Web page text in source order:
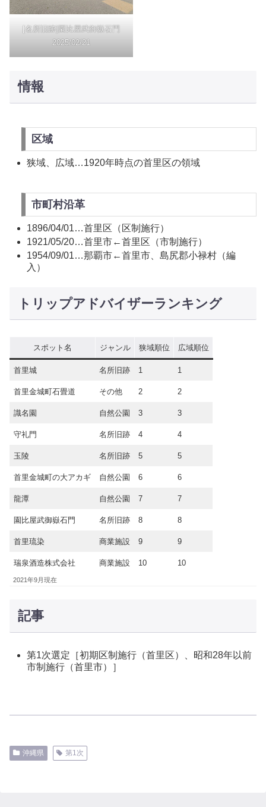
[名所旧跡]園比屋武御嶽石門
2025/02/21
情報
区域
狭域、広域…1920年時点の首里区の領域
市町村沿革
1896/04/01…首里区（区制施行）
1921/05/20…首里市←首里区（市制施行）
1954/09/01…那覇市←首里市、島尻郡小禄村（編
入）
トリップアドバイザーランキング
スポット名 ジャンル 狭域順位 広域順位
首里城 名所旧跡 1 1
首里金城町石畳道 その他 2 2
識名園 自然公園 3 3
守礼門 名所旧跡 4 4
玉陵 名所旧跡 5 5
首里金城町の大アカギ 自然公園 6 6
龍潭 自然公園 7 7
園比屋武御嶽石門 名所旧跡 8 8
首里琉染 商業施設 9 9
瑞泉酒造株式会社 商業施設 10 10
2021年9月現在
記事
第1次選定［初期区制施行（首里区）、昭和28年以前
市制施行（首里市）］
沖縄県 第1次